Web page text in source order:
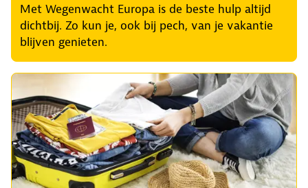
Met Wegenwacht Europa is de beste hulp altijd
dichtbij. Zo kun je, ook bij pech, van je vakantie
blijven genieten.